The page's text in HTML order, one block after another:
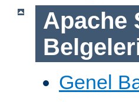
Apache
Genel